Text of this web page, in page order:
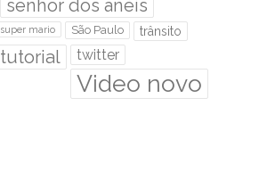
senhor dos anéis
super mario São Paulo trânsito
tutorial twitter
Video novo